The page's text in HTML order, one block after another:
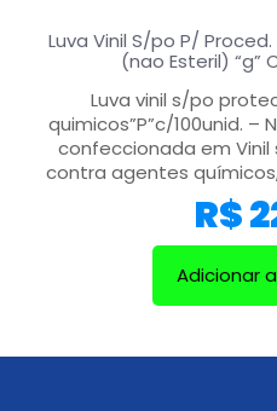
Luva Vinil S/po P/
(nao Esteril) “g”
Luva vinil s/po
quimicos”P”c/100unid. –
confeccionada em
contra agentes
R$
Adicionar